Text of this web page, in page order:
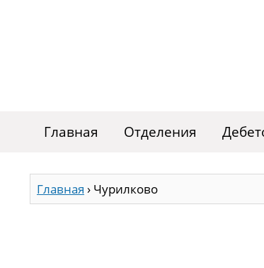
Главная Отделения
Главная › Чурилково